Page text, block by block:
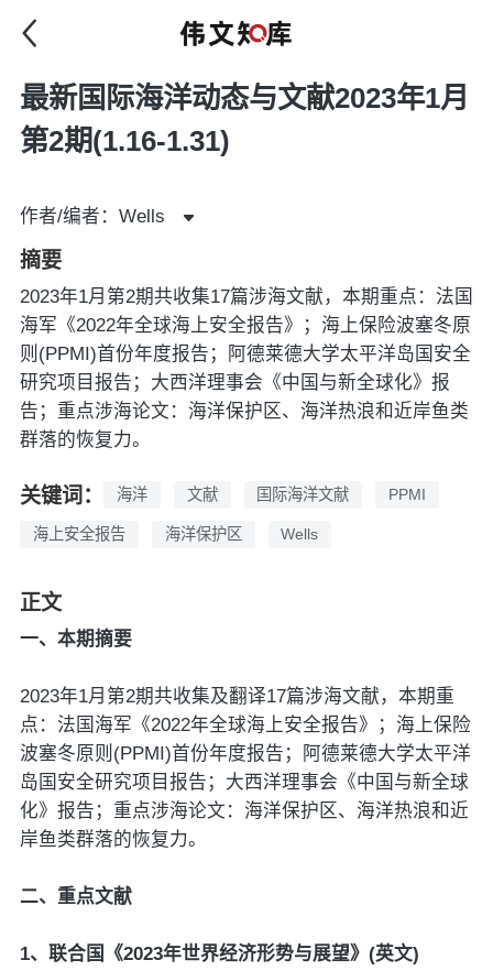
最新国际海洋动态与文献2023年1月
第2期(1.16-1.31)
作者/编者：Wells
摘要
2023年1月第2期共收集17篇涉海文献，本期重点：法国
海军《2022年全球海上安全报告》；海上保险波塞冬原
则(PPMI)首份年度报告；阿德莱德大学太平洋岛国安全
研究项目报告；大西洋理事会《中国与新全球化》报
告；重点涉海论文：海洋保护区、海洋热浪和近岸鱼类
群落的恢复力。
关键词： 海洋 文献 国际海洋文献 PPMI
海上安全报告 海洋保护区 Wells
正文
一、本期摘要
2023年1月第2期共收集及翻译17篇涉海文献，本期重
点：法国海军《2022年全球海上安全报告》；海上保险
波塞冬原则(PPMI)首份年度报告；阿德莱德大学太平洋
岛国安全研究项目报告；大西洋理事会《中国与新全球
化》报告；重点涉海论文：海洋保护区、海洋热浪和近
岸鱼类群落的恢复力。
二、重点文献
1、联合国《2023年世界经济形势与展望》(英文)